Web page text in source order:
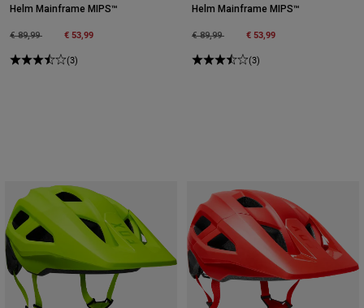
Helm Mainframe MIPS™
Price reduced from
€ 89,99to € 53,99
(3)
Helm Mainframe MIPS™
Price reduced from
€ 89,99to € 53,99
(3)